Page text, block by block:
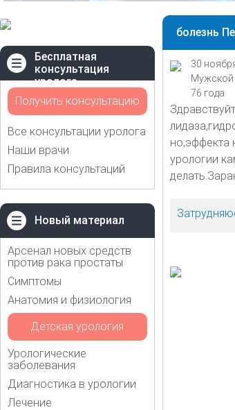
Бесплатная
консультация
уролога
Получить консультацию
Все консультации уролога
Наши врачи
Правила консультаций
Новый материал
Арсенал новых средств
против рака простаты
Симптомы
Анатомия и физиология
Детская урология
Урологические
заболевания
Диагностика в урологии
Лечение
болезнь
30
Мужской
76 года
но,эффекта
урологии